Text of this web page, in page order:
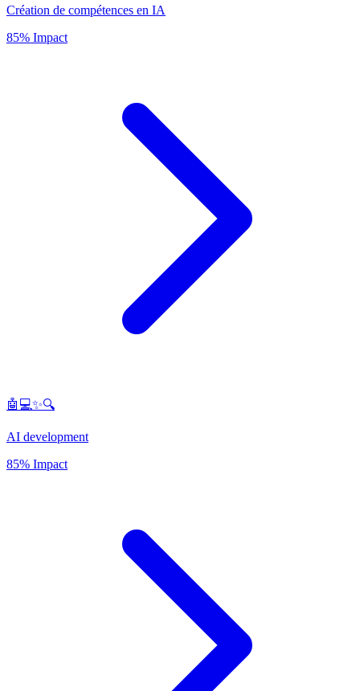
Création de compétences en IA
85% Impact
🤖💻✨🔍
AI development
85% Impact